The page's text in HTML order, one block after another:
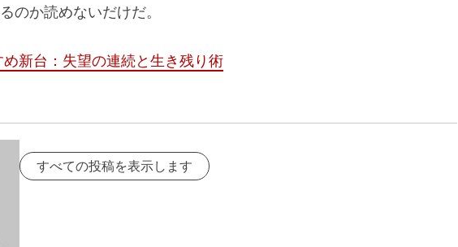
のか読めないだけだ。
新台：失望の連続と生き残り術
すべての投稿を表示します